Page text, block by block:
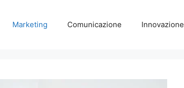
Marketing Comunicazione Innovazione